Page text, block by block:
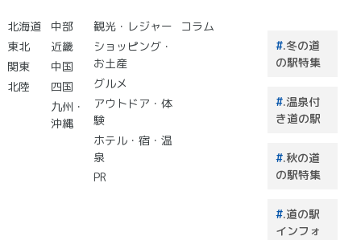
道の駅
２０
選 道
の駅で
買うも
のはこ
れで決
まり！
北海道
東北
関東
北陸
中部
近畿
中国
四国
九州・
沖縄
観光・レジャー
ショッピング・
お土産
グルメ
アウトドア・体
験
ホテル・宿・温
泉
PR
コラム
.冬の道
の駅特集
.温泉付
き道の駅
.秋の道
の駅特集
.道の駅
インフォ